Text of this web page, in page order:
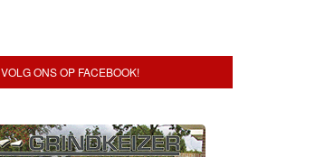
VOLG ONS OP FACEBOOK!